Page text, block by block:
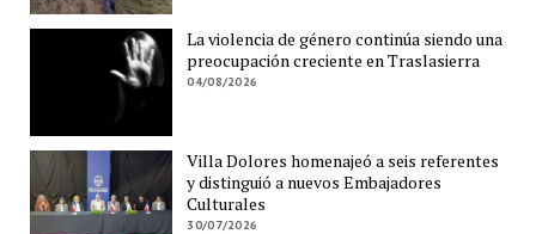
La violencia de género continúa siendo una
preocupación creciente en Traslasierra
04/08/2026
Villa Dolores homenajeó a seis referentes
y distinguió a nuevos Embajadores
Culturales
30/07/2026